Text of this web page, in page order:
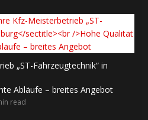
„ST-Fahrzeugtechnik“ in
Abläufe – breites Angebot
read